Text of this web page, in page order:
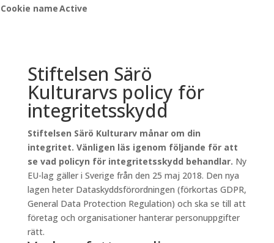
Cookie nameActive
Stiftelsen Särö
Kulturarvs policy för
integritetsskydd
Stiftelsen Särö Kulturarv månar om din
integritet. Vänligen läs igenom följande för att
se vad policyn för integritetsskydd behandlar. Ny
EU-lag gäller i Sverige från den 25 maj 2018. Den nya
lagen heter Dataskyddsförordningen (förkortas GDPR,
General Data Protection Regulation) och ska se till att
företag och organisationer hanterar personuppgifter
rätt.